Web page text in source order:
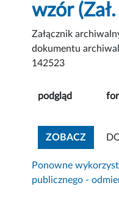
wzór
Załącznik
dokumentu
142523
podgląd
ZOBACZ
Ponowne
publicznego -